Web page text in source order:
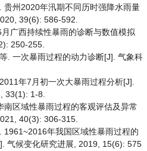
贵州2020年汛期不同历时强降水雨量
39(6): 586-592.
广西持续性暴雨的诊断与数值模拟
250-255.
. 一次暴雨过程的动力诊断[J]. 气象科
年7月初一次大暴雨过程分析[J].
33(1): 1-8.
区域性暴雨过程的客观评估及异常
40(3): 306-315.
1961~2016年我国区域性暴雨过程的
气候变化研究进展, 2019, 15(6): 575